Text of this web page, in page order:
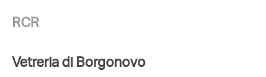
RCR
Vetreria di Borgonovo